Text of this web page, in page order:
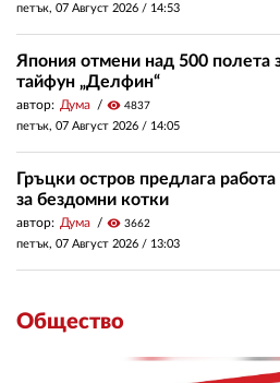
петък, 07 Август 2026 / 14:53
Япония отмени над 500 полета
тайфун „Делфин“
автор: Дума visibility 4837
петък, 07 Август 2026 / 14:05
Гръцки остров предлага
за бездомни котки
автор: Дума visibility 3662
петък, 07 Август 2026 / 13:03
Общество